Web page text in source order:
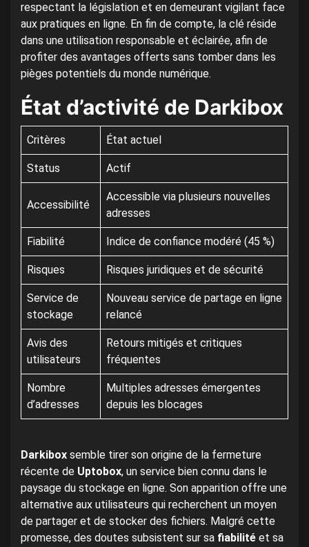
respectant la législation et en demeurant vigilant face
aux pratiques en ligne. En fin de compte, la clé réside
dans une utilisation responsable et éclairée, afin de
profiter des avantages offerts sans tomber dans les
pièges potentiels du monde numérique.
État d’activité de Darkibox
Critères État actuel
Status Actif
Accessibilité
Accessible via plusieurs nouvelles
adresses
Fiabilité Indice de confiance modéré (45 %)
Risques Risques juridiques et de sécurité
Service de
stockage
Nouveau service de partage en ligne
relancé
Avis des
utilisateurs
Retours mitigés et critiques
fréquentes
Nombre
d’adresses
Multiples adresses émergentes
depuis les blocages
Darkibox semble tirer son origine de la fermeture
récente de Uptobox, un service bien connu dans le
paysage du stockage en ligne. Son apparition offre une
alternative aux utilisateurs qui recherchent un moyen
de partager et de stocker des fichiers. Malgré cette
promesse, des doutes subsistent sur sa fiabilité et sa